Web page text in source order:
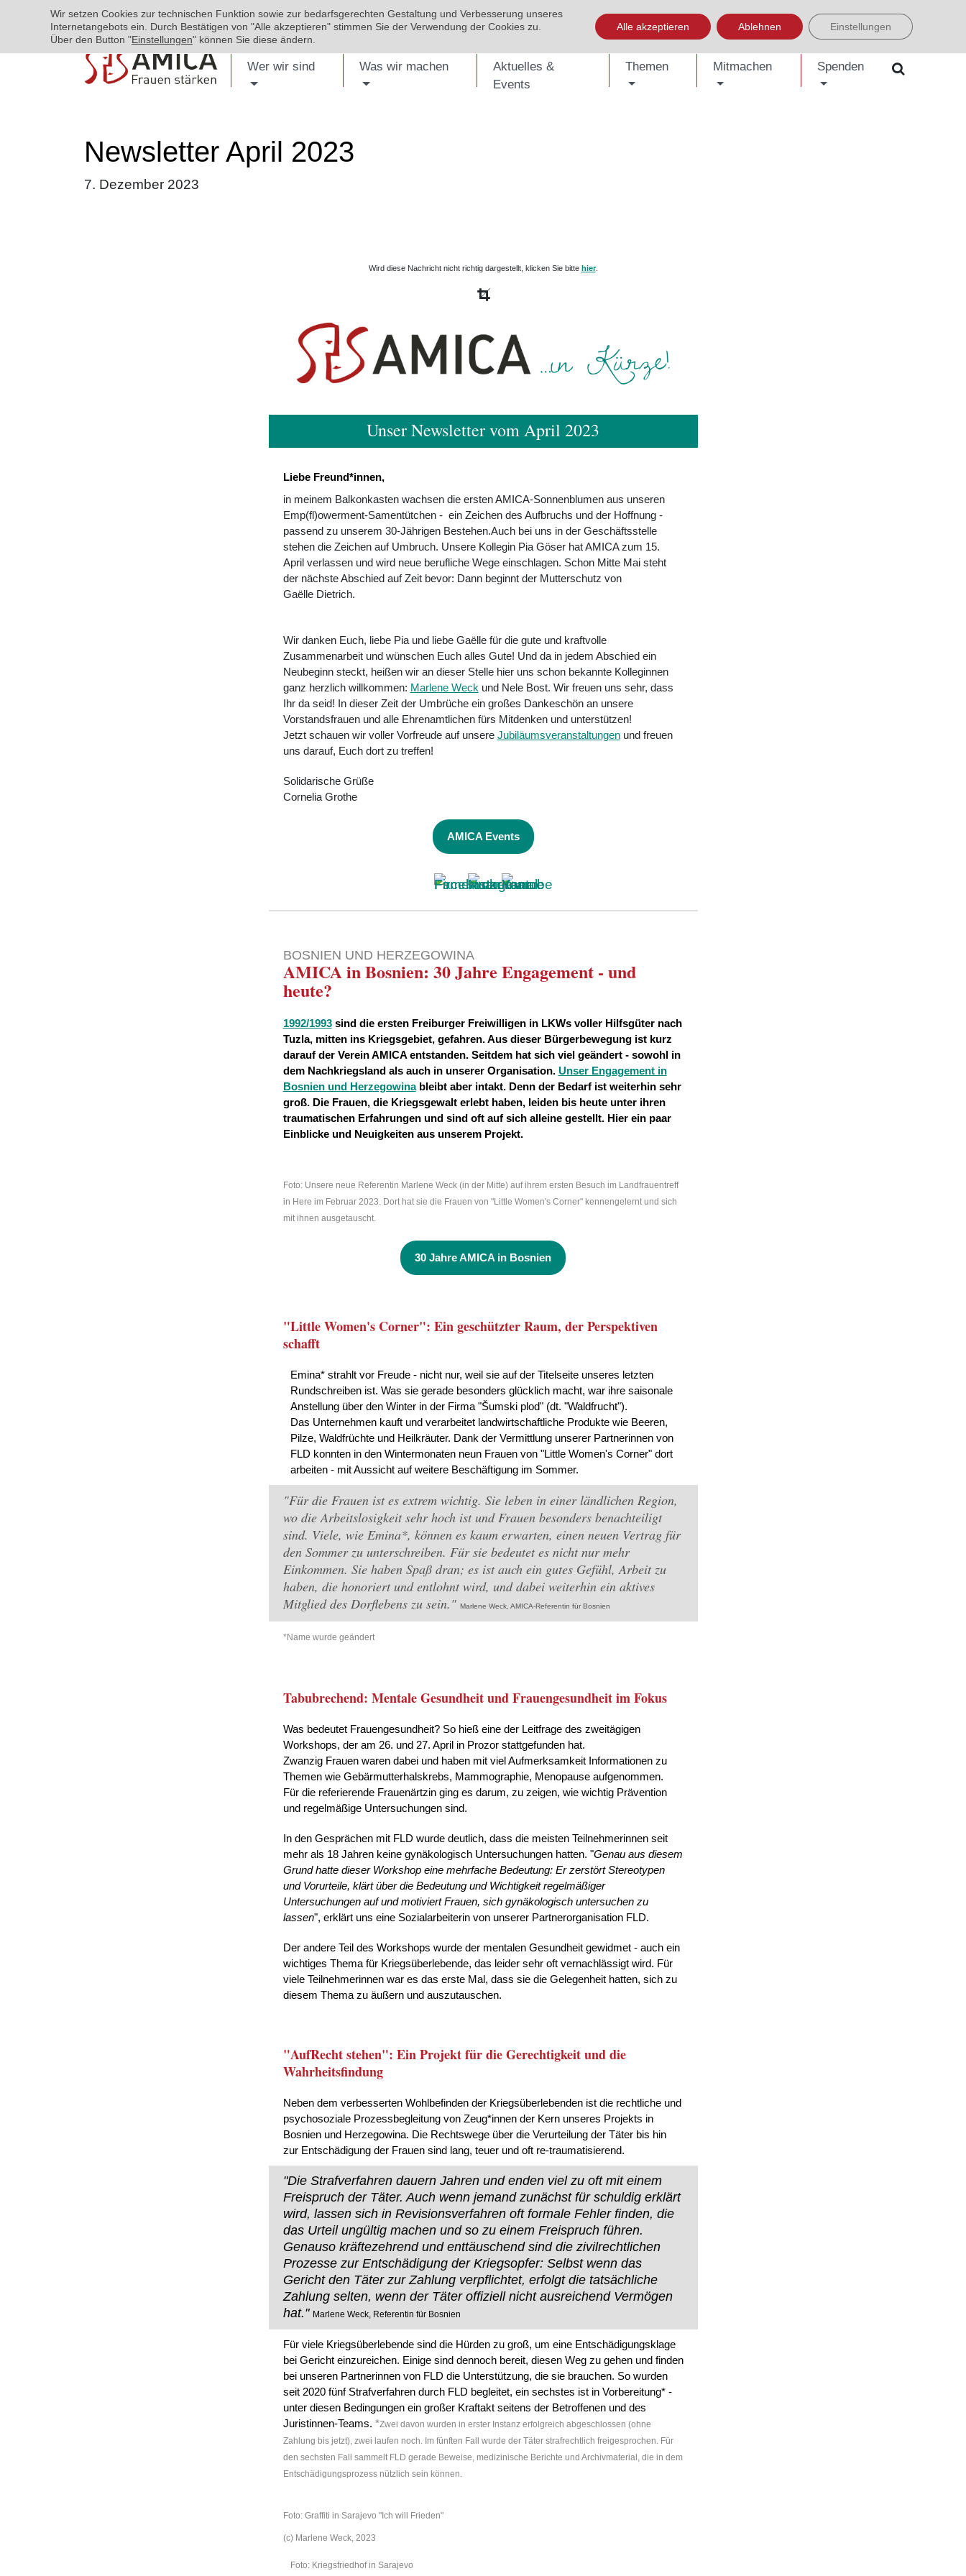
EVENTS PUBLIKATIONEN KONTAKT SHOP ENGLISH العربية УКРАЇНСЬКА BOSANSKI EINFACHE SPRACHE
Wer wir sind Was wir machen
Aktuelles &
Events
Themen Mitmachen Spenden
Newsletter April 2023
7. Dezember 2023
Wird diese Nachricht nicht richtig dargestellt, klicken Sie bitte hier.
Unser Newsletter vom April 2023
Liebe Freund*innen,
in meinem Balkonkasten wachsen die ersten AMICA-Sonnenblumen aus unseren
Emp(fl)owerment-Samentütchen - ein Zeichen des Aufbruchs und der Hoffnung -
passend zu unserem 30-Jährigen Bestehen.Auch bei uns in der Geschäftsstelle
stehen die Zeichen auf Umbruch. Unsere Kollegin Pia Göser hat AMICA zum 15.
April verlassen und wird neue berufliche Wege einschlagen. Schon Mitte Mai steht
der nächste Abschied auf Zeit bevor: Dann beginnt der Mutterschutz von
Gaëlle Dietrich.
Wir danken Euch, liebe Pia und liebe Gaëlle für die gute und kraftvolle
Zusammenarbeit und wünschen Euch alles Gute! Und da in jedem Abschied ein
Neubeginn steckt, heißen wir an dieser Stelle hier uns schon bekannte Kolleginnen
ganz herzlich willkommen: Marlene Weck und Nele Bost. Wir freuen uns sehr, dass
Ihr da seid! In dieser Zeit der Umbrüche ein großes Dankeschön an unsere
Vorstandsfrauen und alle Ehrenamtlichen fürs Mitdenken und unterstützen!
Jetzt schauen wir voller Vorfreude auf unsere Jubiläumsveranstaltungenund freuen
uns darauf, Euch dort zu treffen!
Solidarische Grüße
Cornelia Grothe
AMICA Events
BOSNIEN UND HERZEGOWINA
AMICA in Bosnien: 30 Jahre Engagement - und
heute?
1992/1993sind die ersten Freiburger Freiwilligen in LKWs voller Hilfsgüter nach
Tuzla, mitten ins Kriegsgebiet, gefahren. Aus dieser Bürgerbewegung ist kurz
darauf der Verein AMICA entstanden. Seitdem hat sich viel geändert - sowohl in
dem Nachkriegsland als auch in unserer Organisation. Unser Engagement in
Bosnien und Herzegowinableibt aber intakt. Denn der Bedarf ist weiterhin sehr
groß. Die Frauen, die Kriegsgewalt erlebt haben, leiden bis heute unter ihren
traumatischen Erfahrungen und sind oft auf sich alleine gestellt. Hier ein paar
Einblicke und Neuigkeiten aus unserem Projekt.
Foto: Unsere neue Referentin Marlene Weck (in der Mitte) auf ihrem ersten Besuch im Landfrauentreff
in Here im Februar 2023. Dort hat sie die Frauen von "Little Women's Corner" kennengelernt und sich
mit ihnen ausgetauscht.
30 Jahre AMICA in Bosnien
"Little Women's Corner": Ein geschützter Raum, der Perspektiven
schafft
Emina* strahlt vor Freude - nicht nur, weil sie auf der Titelseite unseres letzten
Rundschreiben ist. Was sie gerade besonders glücklich macht, war ihre saisonale
Anstellung über den Winter in der Firma "Šumski plod" (dt. "Waldfrucht").
Das Unternehmen kauft und verarbeitet landwirtschaftliche Produkte wie Beeren,
Pilze, Waldfrüchte und Heilkräuter. Dank der Vermittlung unserer Partnerinnen von
FLD konnten in den Wintermonaten neun Frauen von "Little Women's Corner" dort
arbeiten - mit Aussicht auf weitere Beschäftigung im Sommer.
"Für die Frauen ist es extrem wichtig. Sie leben in einer ländlichen Region,
wo die Arbeitslosigkeit sehr hoch ist und Frauen besonders benachteiligt
sind. Viele, wie Emina*, können es kaum erwarten, einen neuen Vertrag für
den Sommer zu unterschreiben. Für sie bedeutet es nicht nur mehr
Einkommen. Sie haben Spaß dran; es ist auch ein gutes Gefühl, Arbeit zu
haben, die honoriert und entlohnt wird, und dabei weiterhin ein aktives
Mitglied des Dorflebens zu sein." Marlene Weck, AMICA-Referentin für Bosnien
*Name wurde geändert
Tabubrechend: Mentale Gesundheit und Frauengesundheit im Fokus
Was bedeutet Frauengesundheit? So hieß eine der Leitfrage des zweitägigen
Workshops, der am 26. und 27. April in Prozor stattgefunden hat.
Zwanzig Frauen waren dabei und haben mit viel Aufmerksamkeit Informationen zu
Themen wie Gebärmutterhalskrebs, Mammographie, Menopause aufgenommen.
Für die referierende Frauenärtzin ging es darum, zu zeigen, wie wichtig Prävention
und regelmäßige Untersuchungen sind.
In den Gesprächen mit FLD wurde deutlich, dass die meisten Teilnehmerinnen seit
mehr als 18 Jahren keine gynäkologisch Untersuchungen hatten. "Genau aus diesem
Grund hatte dieser Workshop eine mehrfache Bedeutung: Er zerstört Stereotypen
und Vorurteile, klärt über die Bedeutung und Wichtigkeit regelmäßiger
Untersuchungen auf und motiviert Frauen, sich gynäkologisch untersuchen zu
lassen", erklärt uns eine Sozialarbeiterin von unserer Partnerorganisation FLD.
Der andere Teil des Workshops wurde der mentalen Gesundheit gewidmet - auch ein
wichtiges Thema für Kriegsüberlebende, das leider sehr oft vernachlässigt wird. Für
viele Teilnehmerinnen war es das erste Mal, dass sie die Gelegenheit hatten, sich zu
diesem Thema zu äußern und auszutauschen.
"AufRecht stehen": Ein Projekt für die Gerechtigkeit und die
Wahrheitsfindung
Neben dem verbesserten Wohlbefinden der Kriegsüberlebenden ist die rechtliche und
psychosoziale Prozessbegleitung von Zeug*innen der Kern unseres Projekts in
Bosnien und Herzegowina. Die Rechtswege über die Verurteilung der Täter bis hin
zur Entschädigung der Frauen sind lang, teuer und oft re-traumatisierend.
"Die Strafverfahren dauern Jahren und enden viel zu oft mit einem
Freispruch der Täter. Auch wenn jemand zunächst für schuldig erklärt
wird, lassen sich in Revisionsverfahren oft formale Fehler finden, die
das Urteil ungültig machen und so zu einem Freispruch führen.
Genauso kräftezehrend und enttäuschend sind die zivilrechtlichen
Prozesse zur Entschädigung der Kriegsopfer: Selbst wenn das
Gericht den Täter zur Zahlung verpflichtet, erfolgt die tatsächliche
Zahlung selten, wenn der Täter offiziell nicht ausreichend Vermögen
hat." Marlene Weck, Referentin für Bosnien
Für viele Kriegsüberlebende sind die Hürden zu groß, um eine Entschädigungsklage
bei Gericht einzureichen. Einige sind dennoch bereit, diesen Weg zu gehen und finden
bei unseren Partnerinnen von FLD die Unterstützung, die sie brauchen. So wurden
seit 2020 fünf Strafverfahren durch FLD begleitet, ein sechstes ist in Vorbereitung* -
unter diesen Bedingungen ein großer Kraftakt seitens der Betroffenen und des
Juristinnen-Teams. *Zwei davon wurden in erster Instanz erfolgreich abgeschlossen (ohne
Zahlung bis jetzt), zwei laufen noch. Im fünften Fall wurde der Täter strafrechtlich freigesprochen. Für
den sechsten Fall sammelt FLD gerade Beweise, medizinische Berichte und Archivmaterial, die in dem
Entschädigungsprozess nützlich sein können.
Foto: Graffiti in Sarajevo "Ich will Frieden"
(c) Marlene Weck, 2023
Foto: Kriegsfriedhof in Sarajevo
Wir setzen Cookies zur technischen Funktion sowie zur bedarfsgerechten Gestaltung und Verbesserung unseres
Internetangebots ein. Durch Bestätigen von "Alle akzeptieren" stimmen Sie der Verwendung der Cookies zu.
Über den Button "Einstellungen" können Sie diese ändern.
Alle akzeptieren Ablehnen Einstellungen